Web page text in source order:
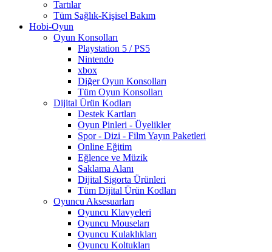
Tartılar
Tüm Sağlık-Kişisel Bakım
Hobi-Oyun
Oyun Konsolları
Playstation 5 / PS5
Nintendo
xbox
Diğer Oyun Konsolları
Tüm Oyun Konsolları
Dijital Ürün Kodları
Destek Kartları
Oyun Pinleri - Üyelikler
Spor - Dizi - Film Yayın Paketleri
Online Eğitim
Eğlence ve Müzik
Saklama Alanı
Dijital Sigorta Ürünleri
Tüm Dijital Ürün Kodları
Oyuncu Aksesuarları
Oyuncu Klavyeleri
Oyuncu Mouseları
Oyuncu Kulaklıkları
Oyuncu Koltukları